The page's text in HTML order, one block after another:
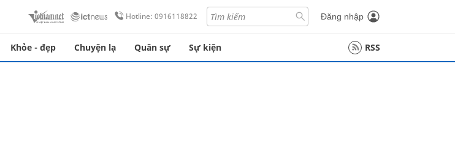
Hotline: 0916118822 Đăng nhập
Khỏe - đẹp Chuyện lạ Quân sự Sự kiện RSS